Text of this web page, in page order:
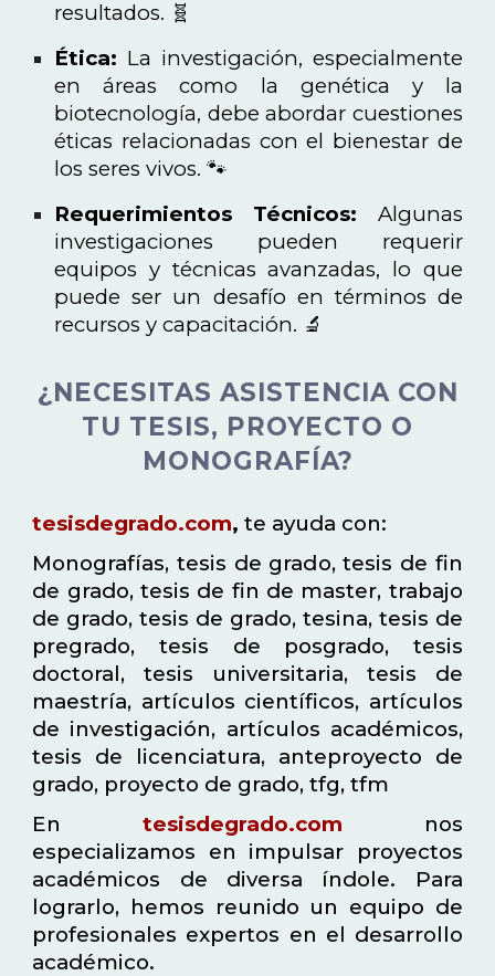
resultados. 🧬
Ética: La investigación, especialmente
en áreas como la genética y la
biotecnología, debe abordar cuestiones
éticas relacionadas con el bienestar de
los seres vivos. 🐾
Requerimientos Técnicos: Algunas
investigaciones pueden requerir
equipos y técnicas avanzadas, lo que
puede ser un desafío en términos de
recursos y capacitación. 🔬
¿NECESITAS ASISTENCIA CON
TU TESIS, PROYECTO O
MONOGRAFÍA?
tesisdegrado.com, te ayuda con:
Monografías, tesis de grado, tesis de fin
de grado, tesis de fin de master, trabajo
de grado, tesis de grado, tesina, tesis de
pregrado, tesis de posgrado, tesis
doctoral, tesis universitaria, tesis de
maestría, artículos científicos, artículos
de investigación, artículos académicos,
tesis de licenciatura, anteproyecto de
grado, proyecto de grado, tfg, tfm
En tesisdegrado.com nos
especializamos en impulsar proyectos
académicos de diversa índole. Para
lograrlo, hemos reunido un equipo de
profesionales expertos en el desarrollo
académico.